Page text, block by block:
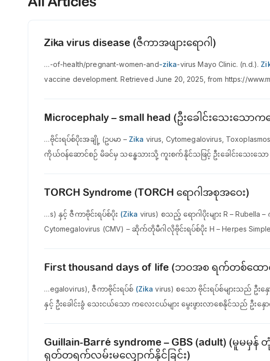
Zika virus disease (ဇီကာအဖျားရောဂါ)
…-of-health/pregnant-women-and-zika-virus Mayo Clinic. (n.d.).
vaccine development. Retrieved June 20, 2025, from https://
Microcephaly – small head (ဦးခေါင်းသေးသောက
…ဗိုင်းရပ်စ်ပိုးအချို့ (ဥပမာ – Zika virus, Cytomegalovirus,
ကိုယ်ဝန်ဆောင်စဉ် မိခင်မှ သန္ဓေသားသို့ ကူးစက်နိုင်သဖြင့် ဦးခေါင်းသေးသော
TORCH Syndrome (TORCH ရောဂါအစုအဝေး)
…s) နှင့် ဇီကာဗိုင်းရပ်စ်ပိုး (Zika virus) စသည့် ရောဂါပိုးများ R – Rubella
Cytomegalovirus (CMV) – ဆိုက်တိုမီဂါလိုဗိုင်းရပ်စ်ပိုး H – Herpes
First thousand days of life (ဘဝအစ ရက်တစ်ထော
…egalovirus), ဇီကာဗိုင်းရပ်စ် (Zika virus) စသော ဗိုင်းရပ်စ်များသည် ဦး
နှင့် ဦးခေါင်းခွံ သေးငယ်သော ကလေးငယ်များ မွေးဖွားလာစေနိုင်သည် ဦးနှေ
Guillain-Barré syndrome – GBS (adult) (မူမမှ
ရုတ်တရက်လမ်းမလျှောက်နိုင်ခြင်း)